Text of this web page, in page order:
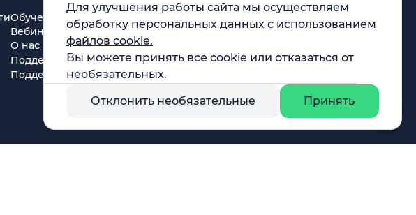
Для улучшения работы сайта мы осуществляем
обработку персональных данных с использованием
файлов cookie.
Вы можете принять все cookie или отказаться от
необязательных.
Отклонить необязательные
Принять
Обучение
Вебинары
О нас
Поддержка в Telegram
Поддержка в MAX